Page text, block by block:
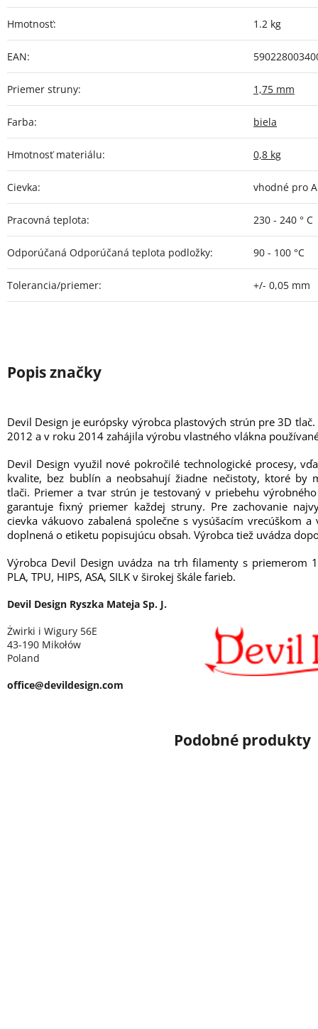
Hmotnosť: 1.2 kg
EAN:
Priemer struny: 1,75 mm
Farba: biela
Hmotnosť materiálu: 0,8 kg
Cievka: vhodné pro
Pracovná teplota: 230 - 240 ° C
Odporúčaná Odporúčaná teplota podložky: 90 - 100 °C
Tolerancia/priemer: +/- 0,05 mm
Devil Design je európsky výrobca plastových strún pre 3D
2012 a v roku 2014 zahájila výrobu vlastného vlákna
Devil Design využil nové pokročilé technologické procesy,
kvalite, bez bublín a neobsahují žiadne nečistoty, ktoré by
tlači. Priemer a tvar strún je testovaný v priebehu
garantuje fixný priemer každej struny. Pre zachovanie
cievka vákuovo zabalená společne s vysúšacím vrecúškom
doplnená o etiketu popisujúcu obsah. Výrobca tiež uvádza
Výrobca Devil Design uvádza na trh filamenty s priemerom
PLA, TPU, HIPS, ASA, SILK v širokej škále farieb.
Devil Design Ryszka Mateja Sp. J.
Żwirki i Wigury 56E
43-190 Mikołów
Poland
office@devildesign.com